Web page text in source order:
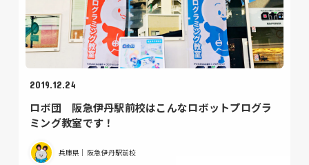
2019.12.24
ロボ団 阪急伊丹駅前校はこんなロボットプログラ
ミング教室です！
兵庫県｜阪急伊丹駅前校